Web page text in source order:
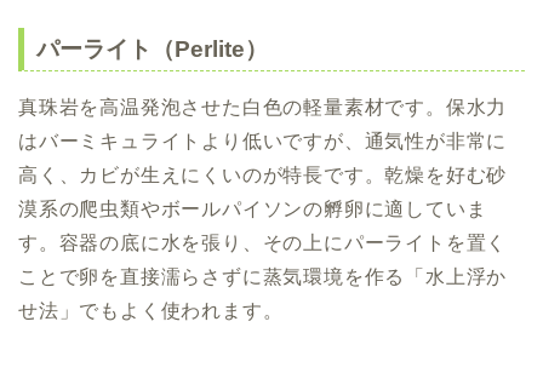
パーライト（Perlite）
真珠岩を高温発泡させた白色の軽量素材です。保水力
はバーミキュライトより低いですが、通気性が非常に
高く、カビが生えにくいのが特長です。乾燥を好む砂
漠系の爬虫類やボールパイソンの孵卵に適していま
す。容器の底に水を張り、その上にパーライトを置く
ことで卵を直接濡らさずに蒸気環境を作る「水上浮か
せ法」でもよく使われます。